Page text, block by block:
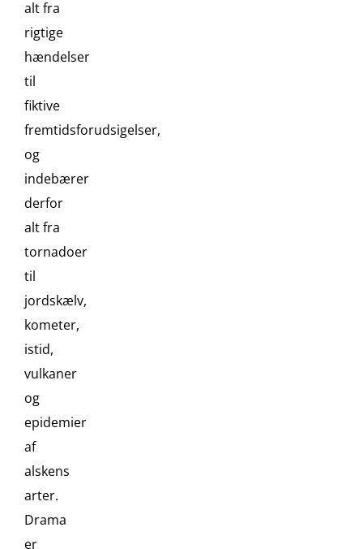
alt fra
rigtige
hændelser
til
fiktive
fremtidsforudsigelser,
og
indebærer
derfor
alt fra
tornadoer
til
jordskælv,
kometer,
istid,
vulkaner
og
epidemier
af
alskens
arter.
Drama
er